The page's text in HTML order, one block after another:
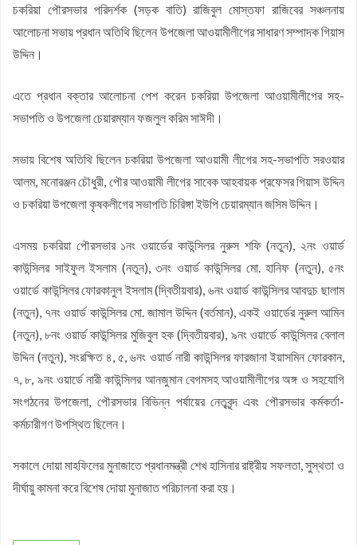
চকরিয়া পৌরসভার পরিদর্শক (সড়ক বাতি) রাজিবুল মোস্তফা রাজিবের সঞ্চলনায়
আলোচনা সভায় প্রধান অতিথি ছিলেন উপজেলা আওয়ামীলীগের সাধারণ সম্পাদক গিয়াস
উদ্দিন।
এতে প্রধান বক্তার আলোচনা পেশ করেন চকরিয়া উপজেলা আওয়ামীলীগের সহ-
সভাপতি ও উপজেলা চেয়ারম্যান ফজলুল করিম সাঈদী।
সভায় বিশেষ অতিথি ছিলেন চকরিয়া উপজেলা আওয়ামী লীগের সহ-সভাপতি সরওয়ার
আলম, মনোরঞ্জন চৌধুরী, পৌর আওয়ামী লীগের সাবেক আহবায়ক প্রফেসর গিয়াস উদ্দিন
ও চকরিয়া উপজেলা কৃষকলীগের সভাপতি চিরিঙ্গা ইউপি চেয়ারম্যান জসিম উদ্দিন।
এসময় চকরিয়া পৌরসভার ১নং ওয়ার্ডের কাউন্সিলর নুরুস শফি (নতুন), ২নং ওয়ার্ড
কাউন্সিলর সাইফুল ইসলাম (নতুন), ৩নং ওয়ার্ড কাউন্সিলর মো. হানিফ (নতুন), ৫নং
ওয়ার্ডে কাউন্সিলর ফোরকানুল ইসলাম (দ্বিতীয়বার), ৬নং ওয়ার্ড কাউন্সিলর আবদুচ ছালাম
(নতুন), ৭নং ওয়ার্ড কাউন্সিলর মো. জামাল উদ্দিন (বর্তমান), একই ওয়ার্ডের নুরুল আমিন
(নতুন), ৮নং ওয়ার্ড কাউন্সিলর মুজিবুল হক (দ্বিতীয়বার), ৯নং ওয়ার্ডে কাউন্সিলর বেলাল
উদ্দিন (নতুন), সংরক্ষিত ৪, ৫, ৬নং ওয়ার্ড নারী কাউন্সিলর ফারজানা ইয়াসমিন ফোরকান,
৭, ৮, ৯নং ওয়ার্ডে নারী কাউন্সিলর আনজুমান বেগমসহ আওয়ামীলীগের অঙ্গ ও সহযোগি
সংগঠনের উপজেলা, পৌরসভার বিভিন্ন পর্যায়ের নেতৃবৃন্দ এবং পৌরসভার কর্মকর্তা-
কর্মচারীগণ উপস্থিত ছিলেন।
সকালে দোয়া মাহফিলের মুনাজাতে প্রধানমন্ত্রী শেখ হাসিনার রাষ্ট্রীয় সফলতা, সুস্থতা ও
দীর্ঘায়ু কামনা করে বিশেষ দোয়া মুনাজাত পরিচালনা করা হয়।